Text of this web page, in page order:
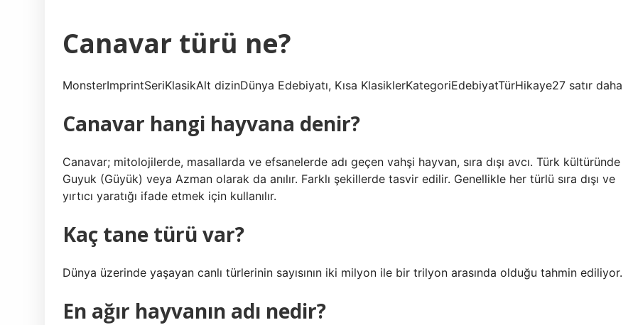
Canavar türü ne?
MonsterImprintSeriKlasikAlt dizinDünya Edebiyatı, Kısa KlasiklerKategoriEdebiyatTürHikaye27 satır daha
Canavar hangi hayvana denir?
Canavar; mitolojilerde, masallarda ve efsanelerde adı geçen vahşi hayvan, sıra dışı avcı. Türk kültüründe
Guyuk (Güyük) veya Azman olarak da anılır. Farklı şekillerde tasvir edilir. Genellikle her türlü sıra dışı ve
yırtıcı yaratığı ifade etmek için kullanılır.
Kaç tane türü var?
Dünya üzerinde yaşayan canlı türlerinin sayısının iki milyon ile bir trilyon arasında olduğu tahmin ediliyor.
En ağır hayvanın adı nedir?